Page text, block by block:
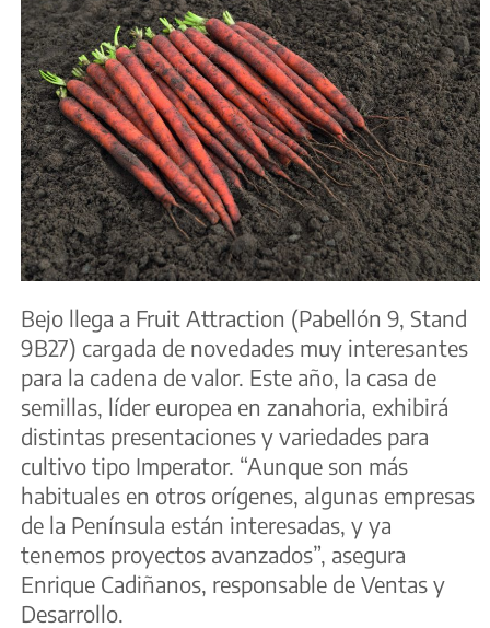
Bejo llega a Fruit Attraction (Pabellón 9, Stand
9B27) cargada de novedades muy interesantes
para la cadena de valor. Este año, la casa de
semillas, líder europea en zanahoria, exhibirá
distintas presentaciones y variedades para
cultivo tipo Imperator. “Aunque son más
habituales en otros orígenes, algunas empresas
de la Península están interesadas, y ya
tenemos proyectos avanzados”, asegura
Enrique Cadiñanos, responsable de Ventas y
Desarrollo.